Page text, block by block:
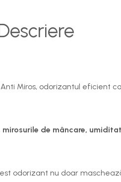
Miros, odorizantul eficient
mirosurile de mâncare,
odorizant nu doar